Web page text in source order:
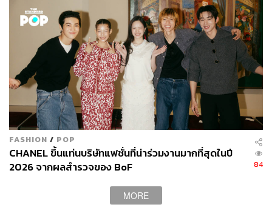
วัฒนธรรมและอุตสาหกรรมแฟชั่นต่อไปได้อย่างแข็งแกร่ง
CHANEL / © Succession Picasso 2026
FASHION / POP
CHANEL ขึ้นแท่นบริษัทแฟชั่นที่น่าร่วมงานมากที่สุดในปี
2026 จากผลสำรวจของ BoF
84
MORE